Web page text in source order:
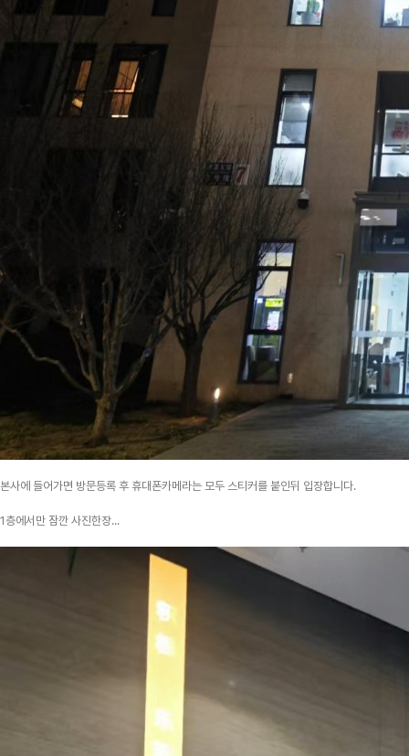
본사에 들어가면 방문등록 후 휴대폰카메라는 모두 스티커를 붙인뒤 입장합니다.
1층에서만 잠깐 사진한장...